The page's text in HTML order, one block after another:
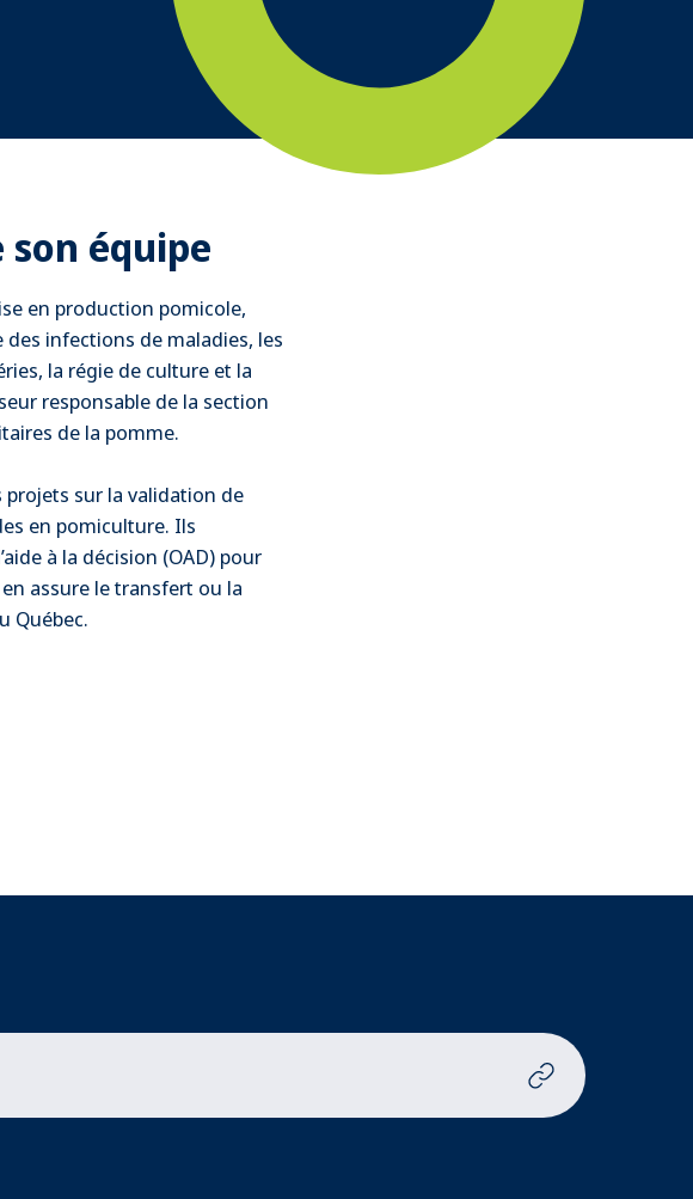
son équipe
en production pomicole,
infections de maladies, les
la régie de culture et la
responsable de la section
de la pomme.
sur la validation de
en pomiculture. Ils
à la décision (OAD) pour
assure le transfert ou la
Québec.